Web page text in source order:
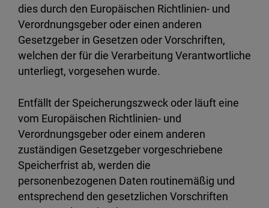
dies durch den Europäischen Richtlinien- und
Verordnungsgeber oder einen anderen
Gesetzgeber in Gesetzen oder Vorschriften,
welchen der für die Verarbeitung Verantwortliche
unterliegt, vorgesehen wurde.
Entfällt der Speicherungszweck oder läuft eine
vom Europäischen Richtlinien- und
Verordnungsgeber oder einem anderen
zuständigen Gesetzgeber vorgeschriebene
Speicherfrist ab, werden die
personenbezogenen Daten routinemäßig und
entsprechend den gesetzlichen Vorschriften